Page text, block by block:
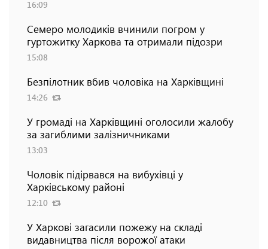
16:09
Семеро молодиків вчинили погром у
гуртожитку Харкова та отримали підозри
15:08
Безпілотник вбив чоловіка на Харківщині
14:26
У громаді на Харківщині оголосили жалобу
за загиблими залізничниками
13:03
Чоловік підірвався на вибухівці у
Харківському районі
12:10
У Харкові загасили пожежу на складі
видавництва після ворожої атаки